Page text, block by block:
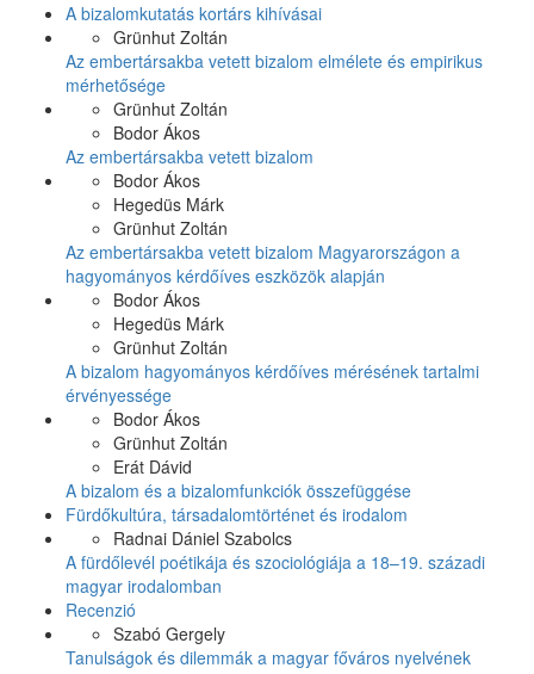
A bizalomkutatás kortárs kihívásai
Grünhut Zoltán
Az embertársakba vetett bizalom elmélete és empirikus
mérhetősége
Grünhut Zoltán
Bodor Ákos
Az embertársakba vetett bizalom
Bodor Ákos
Hegedüs Márk
Grünhut Zoltán
Az embertársakba vetett bizalom Magyarországon a
hagyományos kérdőíves eszközök alapján
Bodor Ákos
Hegedüs Márk
Grünhut Zoltán
A bizalom hagyományos kérdőíves mérésének tartalmi
érvényessége
Bodor Ákos
Grünhut Zoltán
Erát Dávid
A bizalom és a bizalomfunkciók összefüggése
Fürdőkultúra, társadalomtörténet és irodalom
Radnai Dániel Szabolcs
A fürdőlevél poétikája és szociológiája a 18–19. századi
magyar irodalomban
Recenzió
Szabó Gergely
Tanulságok és dilemmák a magyar főváros nyelvének